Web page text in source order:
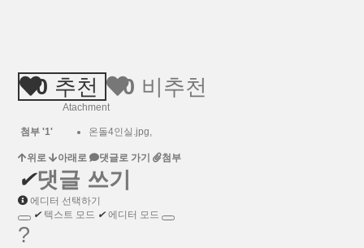
0 추천 0 비추천
Atachment
첨부 '1' 온돌4인실.jpg,
위로 아래로 댓글로 가기 첨부
✔댓글 쓰기
에디터 선택하기
✔ 텍스트 모드 ✔에디터 모드
?